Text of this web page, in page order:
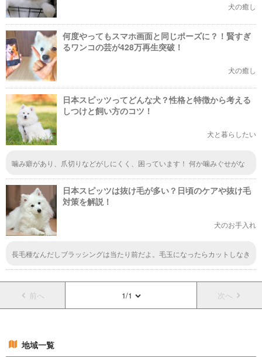
犬の癒し
何度やってもスマホ画面と同じポーズに？！賢すぎ
るワンコの芸が428万再生突破！
犬の癒し
日本スピッツってどんな犬？性格と特徴から考える
しつけと飼い方のコツ！
犬と暮らしたい
噛み癖があり、爪切りなどがしにくく、困っています！ 何か噛みぐせがな
日本スピッツは抜け毛が多い？日頃のケアや抜け毛
対策を解説！
犬のお手入れ
長毛種なんだしブラッシングは当たり前だよ。毛玉になったらカットしなき
前へ 1/1 次へ
地域一覧